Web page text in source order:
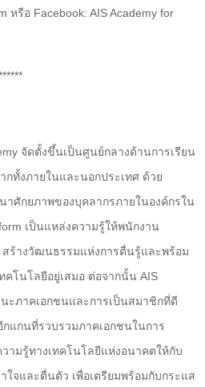
หรือ Facebook: AIS Academy for
จัดตั้งขึ้นเป็นศูนย์กลางด้านการเรียน
กทั้งภายในและนอกประเทศ ด้วย
ศักยภาพของบุคลากรภายในองค์กรใน
เป็นแหล่งความรู้ให้พนักงาน
สร้างวัฒนธรรมแห่งการตื่นรู้และพร้อม
คโนโลยีอยู่เสมอ ต่อจากนั้น AIS
ะภาคเอกชนและการเป็นสมาชิกที่ดี
แกนที่รวบรวมภาคเอกชนในการ
มรู้ทางเทคโนโลยีแห่งอนาคตให้กับ
ใจและตื่นตัว เพื่อเตรียมพร้อมกับกระแส